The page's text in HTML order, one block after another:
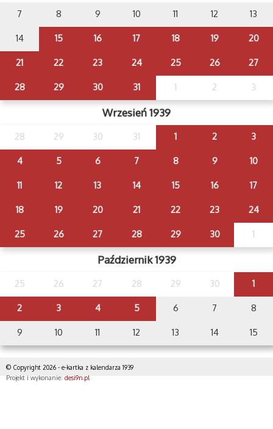
7 8 9 10 11 12 13
14 15 16 17 18 19 20
21 22 23 24 25 26 27
28 29 30 31 1 2 3
Wrzesień 1939
28 29 30 31 1 2 3
4 5 6 7 8 9 10
11 12 13 14 15 16 17
18 19 20 21 22 23 24
25 26 27 28 29 30 1
Październik 1939
25 26 27 28 29 30 1
2 3 4 5 6 7 8
9 10 11 12 13 14 15
© Copyright 2026 - e-kartka z kalendarza 1939
Projekt i wykonanie: desi9n.pl